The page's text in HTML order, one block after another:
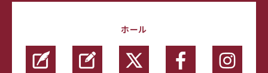
ホール